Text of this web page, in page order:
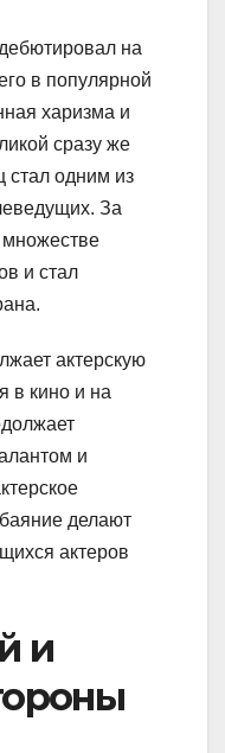
на
в популярной
харизма и
сразу же
стал одним из
За
множестве
и стал
актерскую
в кино и на
и
делают
актеров
и